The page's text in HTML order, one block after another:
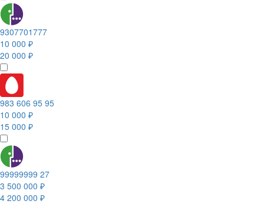
9307701777
10 000 ₽
20 000 ₽
983 606 95 95
10 000 ₽
15 000 ₽
99999999 27
3 500 000 ₽
4 200 000 ₽